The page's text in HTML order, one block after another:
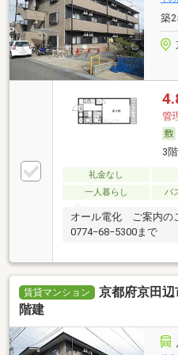
築
管
3
礼金なし
一人暮らし
バ
オール電化 ご案内の
0774−68−5300まで
賃貸マンション
京都府京田
階建